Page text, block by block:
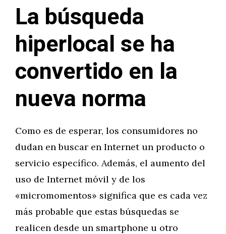
La búsqueda
hiperlocal se ha
convertido en la
nueva norma
Como es de esperar, los consumidores no
dudan en buscar en Internet un producto o
servicio específico. Además, el aumento del
uso de Internet móvil y de los
«micromomentos» significa que es cada vez
más probable que estas búsquedas se
realicen desde un smartphone u otro